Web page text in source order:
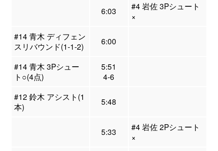
6:03
#4 岩佐 3Pシュート
×
#14 青木 ディフェン
スリバウンド(1-1-2)
6:00
#14 青木 3Pシュー
ト○(4点)
5:51
4-6
#12 鈴木 アシスト(1
本)
5:48
5:33
#4 岩佐 2Pシュート
×